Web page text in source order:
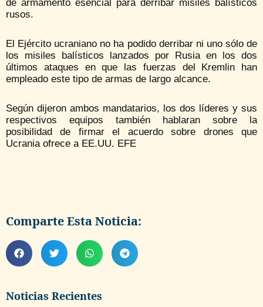
Noticias Recientes
de armamento esencial para derribar misiles balísticos
rusos.
El Ejército ucraniano no ha podido derribar ni uno sólo de
los misiles balísticos lanzados por Rusia en los dos
últimos ataques en que las fuerzas del Kremlin han
empleado este tipo de armas de largo alcance.
Según dijeron ambos mandatarios, los dos líderes y sus
respectivos equipos también hablaran sobre la
posibilidad de firmar el acuerdo sobre drones que
Ucrania ofrece a EE.UU. EFE
Comparte Esta Noticia: